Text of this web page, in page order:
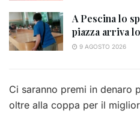
A Pescina lo
piazza arriva
9 AGOSTO 2026
Ci saranno premi in denaro
oltre alla coppa per il